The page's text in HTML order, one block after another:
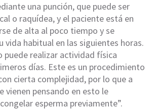
una punción, que puede ser
o raquídea, y el paciente está en
de alta al poco tiempo y se
vida habitual en las siguientes horas.
puede realizar actividad física
días. Este es un procedimiento
cierta complejidad, por lo que a
vienen pensando en esto le
esperma previamente”.